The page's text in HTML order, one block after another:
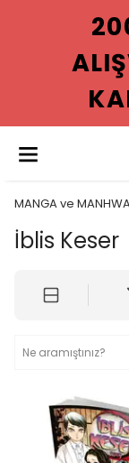
MANGA ve
İblis Keser